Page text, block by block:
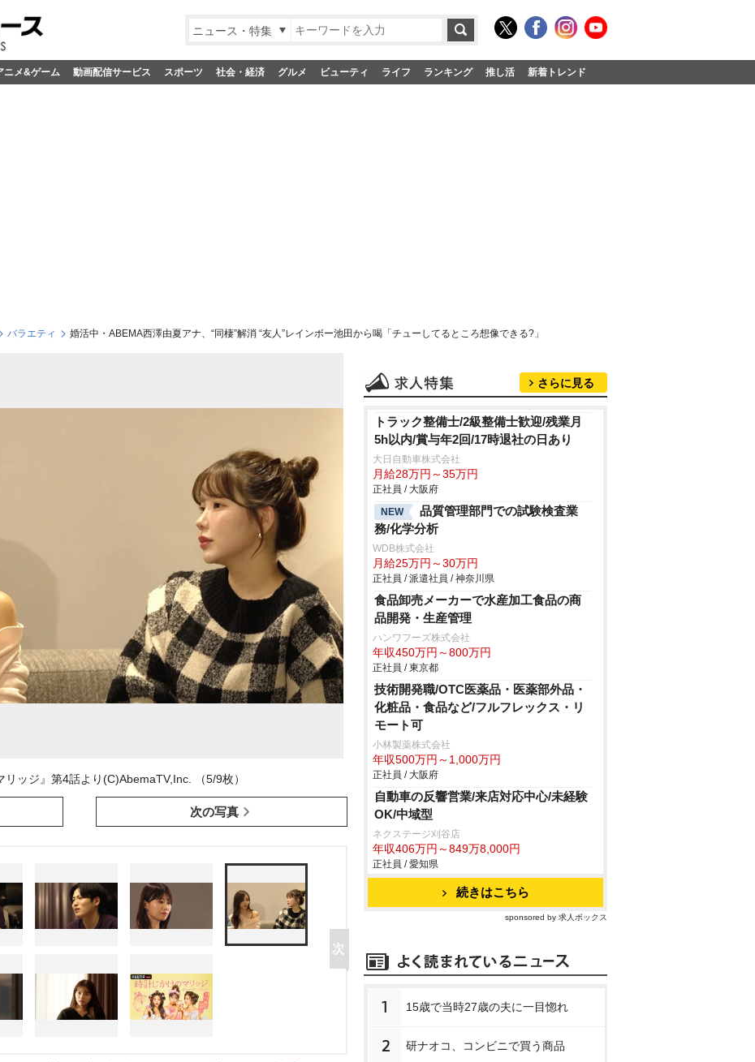
ニュース・特集
ニメ&ゲーム 動画配信サービス スポーツ 社会・経済 グルメ ビューティ ライフ ランキング 推し活 新着トレンド
バラエティ 婚活中・ABEMA西澤由夏アナ、“同棲”解消 “友人”レインボー池田から喝「チューしてるところ想像できる?」
リッジ』第4話より(C)AbemaTV,Inc. （5/9枚）
次の写真
さらに見る
トラック整備士/2級整備士歓迎/残業月
5h以内/賞与年2回/17時退社の日あり
大日自動車株式会社
月給28万円～35万円
正社員 / 大阪府
NEW
品質管理部門での試験検査業
務/化学分析
WDB株式会社
月給25万円～30万円
正社員 / 派遣社員 / 神奈川県
食品卸売メーカーで水産加工食品の商
品開発・生産管理
ハンワフーズ株式会社
年収450万円～800万円
正社員 / 東京都
技術開発職/OTC医薬品・医薬部外品・
化粧品・食品など/フルフレックス・リ
モート可
小林製薬株式会社
年収500万円～1,000万円
正社員 / 大阪府
自動車の反響営業/来店対応中心/未経験
OK/中域型
ネクステージ刈谷店
年収406万円～849万8,000円
正社員 / 愛知県
続きはこちら
sponsored by 求人ボックス
1 15歳で当時27歳の夫に一目惚れ
2 研ナオコ、コンビニで買う商品